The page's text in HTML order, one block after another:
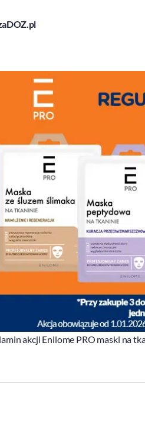
DOZ.pl
akcji Enilome PRO maski na